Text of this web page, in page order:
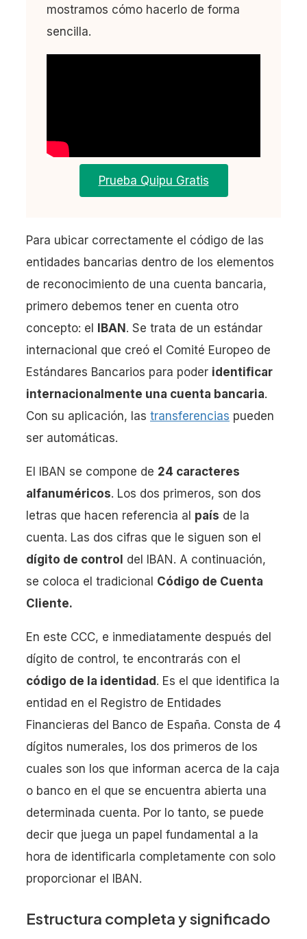
mostramos cómo hacerlo de forma
sencilla.
Prueba Quipu Gratis
Para ubicar correctamente el código de las
entidades bancarias dentro de los elementos
de reconocimiento de una cuenta bancaria,
primero debemos tener en cuenta otro
concepto: el IBAN. Se trata de un estándar
internacional que creó el Comité Europeo de
Estándares Bancarios para poder identificar
internacionalmente una cuenta bancaria.
Con su aplicación, las transferencias pueden
ser automáticas.
El IBAN se compone de 24 caracteres
alfanuméricos. Los dos primeros, son dos
letras que hacen referencia al país de la
cuenta. Las dos cifras que le siguen son el
dígito de control del IBAN. A continuación,
se coloca el tradicional Código de Cuenta
Cliente.
En este CCC, e inmediatamente después del
dígito de control, te encontrarás con el
código de la identidad. Es el que identifica la
entidad en el Registro de Entidades
Financieras del Banco de España. Consta de 4
dígitos numerales, los dos primeros de los
cuales son los que informan acerca de la caja
o banco en el que se encuentra abierta una
determinada cuenta. Por lo tanto, se puede
decir que juega un papel fundamental a la
hora de identificarla completamente con solo
proporcionar el IBAN.
Estructura completa y significado